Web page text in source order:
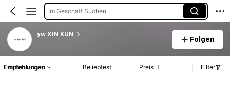
Im Geschäft Suchen
yw XIN KUN
Folgen
Empfehlungen Beliebtest Preis Filter